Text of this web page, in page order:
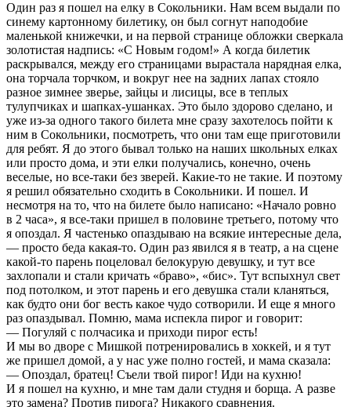
Один раз я пошел на елку в Сокольники. Нам всем выдали по
синему картонному билетику, он был согнут наподобие
маленькой книжечки, и на первой странице обложки сверкала
золотистая надпись: «С Новым годом!» А когда билетик
раскрывался, между его страницами вырастала нарядная елка,
она торчала торчком, и вокруг нее на задних лапах стояло
разное зимнее зверье, зайцы и лисицы, все в теплых
тулупчиках и шапках-ушанках. Это было здорово сделано, и
уже из-за одного такого билета мне сразу захотелось пойти к
ним в Сокольники, посмотреть, что они там еще приготовили
для ребят. Я до этого бывал только на наших школьных елках
или просто дома, и эти елки получались, конечно, очень
веселые, но все-таки без зверей. Какие-то не такие. И поэтому
я решил обязательно сходить в Сокольники. И пошел. И
несмотря на то, что на билете было написано: «Начало ровно
в 2 часа», я все-таки пришел в половине третьего, потому что
я опоздал. Я частенько опаздываю на всякие интересные дела,
— просто беда какая-то. Один раз явился я в театр, а на сцене
какой-то парень поцеловал белокурую девушку, и тут все
захлопали и стали кричать «браво», «бис». Тут вспыхнул свет
под потолком, и этот парень и его девушка стали кланяться,
как будто они бог весть какое чудо сотворили. И еще я много
раз опаздывал. Помню, мама испекла пирог и говорит:
— Погуляй с полчасика и приходи пирог есть!
И мы во дворе с Мишкой потренировались в хоккей, и я тут
же пришел домой, а у нас уже полно гостей, и мама сказала:
— Опоздал, братец! Съели твой пирог! Иди на кухню!
И я пошел на кухню, и мне там дали студня и борща. А разве
это замена? Против пирога? Никакого сравнения.